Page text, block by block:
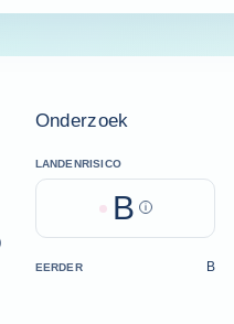
Onderzoek
LANDENRISICO
B Help
EERDER B